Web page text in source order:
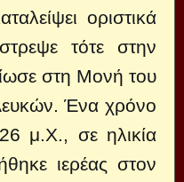
οριστικά
τότε στην
στη Μονή του
Ένα χρόνο
μ.Χ., σε ηλικία
ιερέας στον